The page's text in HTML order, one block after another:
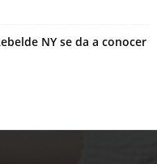
NY se da a conocer